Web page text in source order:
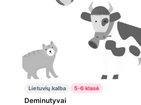
Lietuvių kalba 5-6 klasė
Deminutyvai